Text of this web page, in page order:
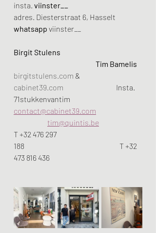
insta. viinster__
adres. Diesterstraat 6, Hasselt
whatsapp viinster__
Birgit Stulens
Tim Bamelis
birgitstulens.com &
cabinet39.com Insta.
71stukkenvantim
contact@cabinet39.com
tim@quintis.be
T +32 476 297
188                                                                 T +32
473 816 436